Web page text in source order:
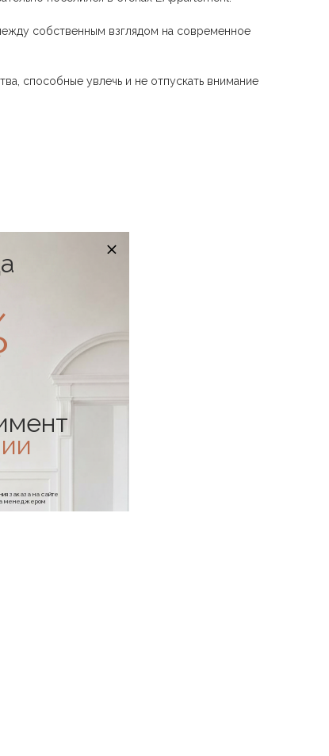
собственным взглядом на современное
способные увлечь и не отпускать внимание
заказа на сайте
менеджером